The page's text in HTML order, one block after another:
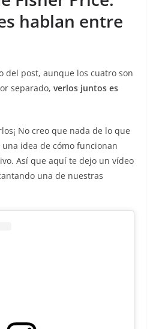
hablan entre
del post, aunque los cuatro son
separado, verlos juntos es
No creo que nada de lo que
idea de cómo funcionan
Así que aquí te dejo un vídeo
una de nuestras